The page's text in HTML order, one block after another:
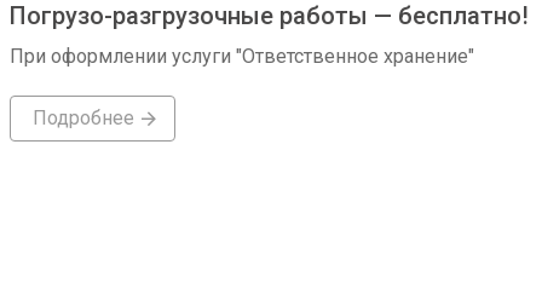
Погрузо-разгрузочные работы — бесплатно!
При оформлении услуги "Ответственное хранение"
Подробнее